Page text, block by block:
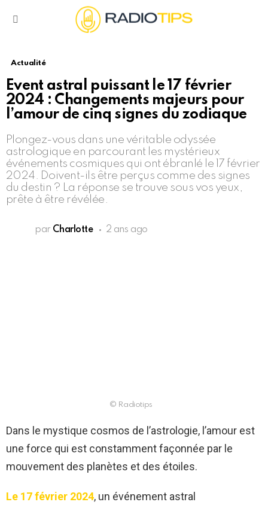
Actualité
Event astral puissant le 17 février
2024 : Changements majeurs pour
l’amour de cinq signes du zodiaque
Plongez-vous dans une véritable odyssée
astrologique en parcourant les mystérieux
événements cosmiques qui ont ébranlé le 17 février
2024. Doivent-ils être perçus comme des signes
du destin ? La réponse se trouve sous vos yeux,
prête à être révélée.
par Charlotte 2 ans ago
© Radiotips
Dans le mystique cosmos de l’astrologie, l’amour est
une force qui est constamment façonnée par le
mouvement des planètes et des étoiles.
Le 17 février 2024, un événement astral